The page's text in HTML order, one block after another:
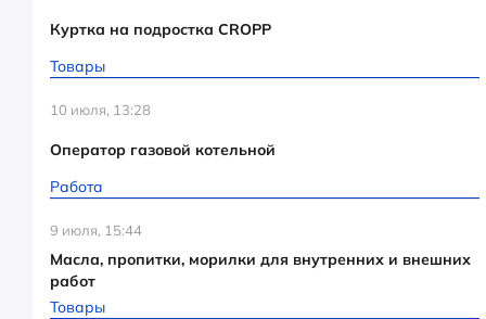
Куртка на подростка CROPP
Товары
10 июля, 13:28
Оператор газовой котельной
Работа
9 июля, 15:44
Масла, пропитки, морилки для внутренних и внешних
работ
Товары